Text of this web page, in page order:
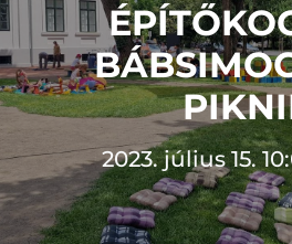
2023. július 15.